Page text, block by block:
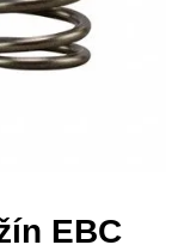
EBC